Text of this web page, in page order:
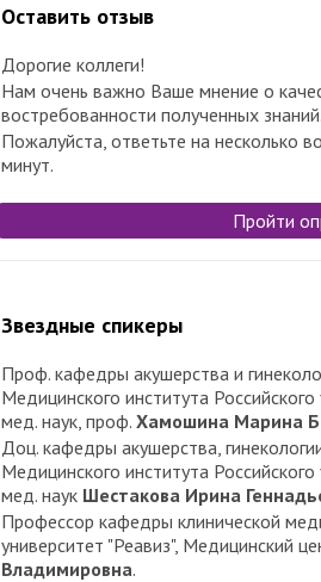
Оставить отзыв
Дорогие коллеги!
Нам очень важно Ваше мнение о
востребованности полученных знаний.
Пожалуйста, ответьте на несколько
минут.
Пройти
Звездные спикеры
Проф. кафедры акушерства и
Медицинского института
мед. наук, проф. Хамошина Марина
Доц. кафедры акушерства,
Медицинского института
мед. наук Шестакова Ирина
Профессор кафедры клинической
университет "Реавиз", Медицинский
Владимировна.